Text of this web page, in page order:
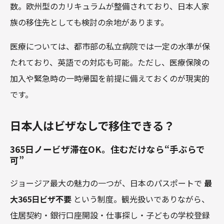
数。欧州型のカリキュラムが整備されており、日本人家
族の移住先としても検討の余地があります。
医療については、都市部の私立病院では一定の水準が保
たれており、英語での対応も可能。ただし、医療保険の
加入や緊急時の一時帰国を前提に備えておくのが現実的
です。
日本人はビザなしで移住できる？
365日ノービザ滞在OK。住むだけなら“手ぶらで
可”
ジョージア最大の魅力の一つが、日本のパスポートで 最
大365日ビザ不要 という制度。観光扱いでありながら、
住居契約・銀行口座開設・仕事探し・子どもの学校登録